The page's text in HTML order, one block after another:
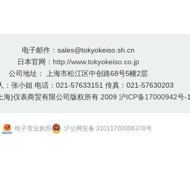
电子邮件：sales@tokyokeiso.sh.cn
日本官网： http://www.tokyokeiso.co.jp
公司地址： 上海市松江区中创路68号5幢2层
：张小姐 电话：021-57633151 传真：021-57630203
海)仪表商贸有限公司版权所有 2009 沪ICP备17000942号-1
电子营业执照 沪公网安备 31011702006378号